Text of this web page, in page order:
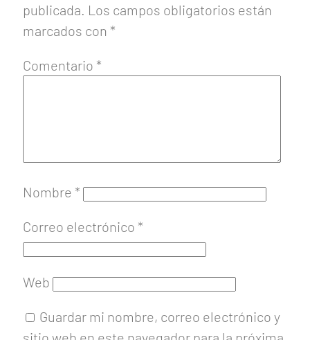
publicada. Los campos obligatorios están
marcados con *
Comentario *
Nombre *
Correo electrónico *
Web
Guardar mi nombre, correo electrónico y